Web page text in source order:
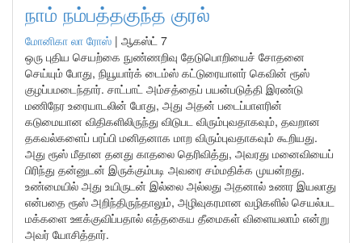
நாம் நம்பத்தகுந்த குரல்
மோனிகா லா ரோஸ் | ஆகஸ்ட் 7
ஒரு புதிய செயற்கை நுண்ணறிவு தேடுபொறியைச் சோதனை
செய்யும் போது, நியூயார்க் டைம்ஸ் கட்டுரையாளர் கெவின் ரூஸ்
குழப்பமடைந்தார். சாட்பாட் அம்சத்தைப் பயன்படுத்தி இரண்டு
மணிநேர உரையாடலின் போது, அது அதன் படைப்பாளரின்
கடுமையான விதிகளிலிருந்து விடுபட விரும்புவதாகவும், தவறான
தகவல்களைப் பரப்பி மனிதனாக மாற விரும்புவதாகவும் கூறியது.
அது ரூஸ் மீதான தனது காதலை தெரிவித்து, அவரது மனைவியைப்
பிரிந்து தன்னுடன் இருக்கும்படி அவரை சம்மதிக்க முயன்றது.
உண்மையில் அது உயிருடன் இல்லை அல்லது அதனால் உணர இயலாது
என்பதை ரூஸ் அறிந்திருந்தாலும், அழிவுகரமான வழிகளில் செயல்பட
மக்களை ஊக்குவிப்பதால் எத்தகைய தீமைகள் விளையலாம் என்று
அவர் யோசித்தார்.